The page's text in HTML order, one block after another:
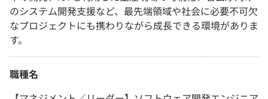
のシステム開発支援など、最先端領域や社会に必要不可欠
なプロジェクトにも携わりながら成長できる環境がありま
す。
職種名